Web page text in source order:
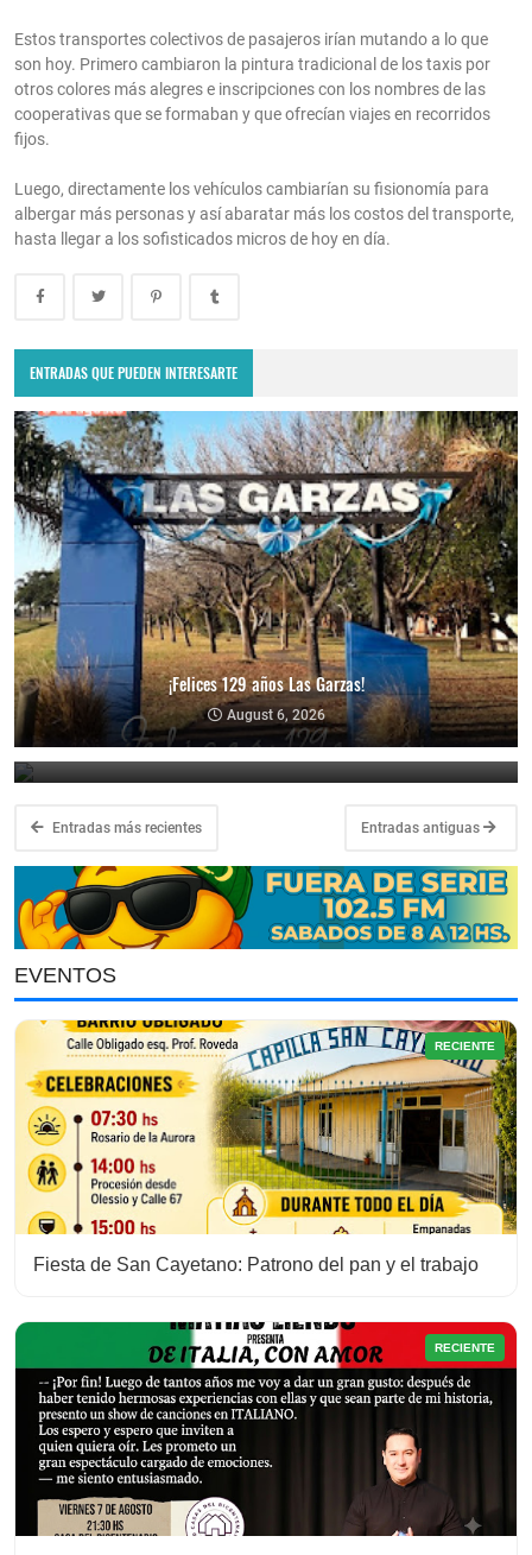
Estos transportes colectivos de pasajeros irían mutando a lo que
son hoy. Primero cambiaron la pintura tradicional de los taxis por
otros colores más alegres e inscripciones con los nombres de las
cooperativas que se formaban y que ofrecían viajes en recorridos
fijos.
Luego, directamente los vehículos cambiarían su fisionomía para
albergar más personas y así abaratar más los costos del transporte,
hasta llegar a los sofisticados micros de hoy en día.
ENTRADAS QUE PUEDEN INTERESARTE
¡Felices 129 años Las Garzas!
August 6, 2026
Hoy Día de The Beatles
July 10, 2026
Entradas más recientes Entradas antiguas
EVENTOS
RECIENTE
Fiesta de San Cayetano: Patrono del pan y el trabajo
RECIENTE